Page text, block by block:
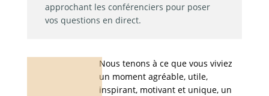
approchant les conférenciers pour poser
vos questions en direct.
Nous tenons à ce que vous viviez
un moment agréable, utile,
inspirant, motivant et unique, un